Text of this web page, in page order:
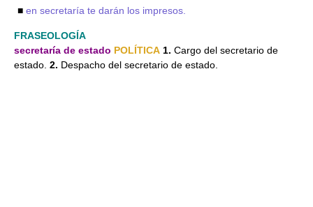
■ en secretaría te darán los impresos.
FRASEOLOGÍA
secretaría de estado POLÍTICA 1. Cargo del secretario de
estado. 2. Despacho del secretario de estado.